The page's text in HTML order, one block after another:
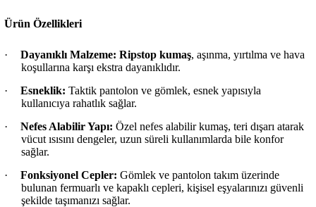
Ürün Özellikleri
· Dayanıklı Malzeme: Ripstop kumaş, aşınma, yırtılma ve hava
koşullarına karşı ekstra dayanıklıdır.
·
Esneklik: Taktik pantolon ve gömlek, esnek yapısıyla
kullanıcıya rahatlık sağlar.
·
Nefes Alabilir Yapı: Özel nefes alabilir kumaş, teri dışarı atarak
vücut ısısını dengeler, uzun süreli kullanımlarda bile konfor
sağlar.
·
Fonksiyonel Cepler: Gömlek ve pantolon takım üzerinde
bulunan fermuarlı ve kapaklı cepleri, kişisel eşyalarınızı güvenli
şekilde taşımanızı sağlar.